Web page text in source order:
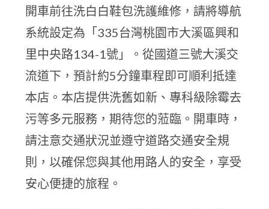
開車前往洗白白鞋包洗護維修，請將導航
系統設定為「335台灣桃園市大溪區興和
里中央路134-1號」。從國道三號大溪交
流道下，預計約5分鐘車程即可順利抵達
本店。本店提供洗舊如新、專科級除霉去
污等多元服務，期待您的蒞臨。開車時，
請注意交通狀況並遵守道路交通安全規
則，以確保您與其他用路人的安全，享受
安心便捷的旅程。